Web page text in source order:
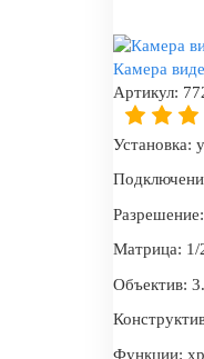
Камера
Артикул:
Установка:
Разрешение:
Матрица: 1/
Объектив:
Функции: